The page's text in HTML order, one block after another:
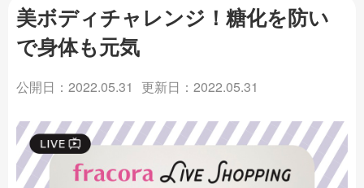
美ボディチャレンジ！糖化を防い
で身体も元気
公開日：2022.05.31 更新日：2022.05.31